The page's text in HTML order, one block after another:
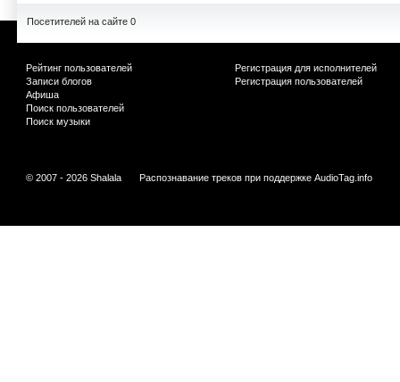
Посетителей на сайте 0
Рейтинг пользователей
Записи блогов
Афиша
Поиск пользователей
Поиск музыки
Регистрация для исполнителей
Регистрация пользователей
© 2007 - 2026 Shalala Распознавание треков при поддержке AudioTag.info